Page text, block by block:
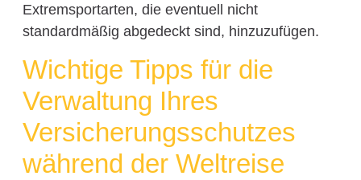
Extremsportarten, die eventuell nicht
standardmäßig abgedeckt sind, hinzuzufügen.
Wichtige Tipps für die
Verwaltung Ihres
Versicherungsschutzes
während der Weltreise